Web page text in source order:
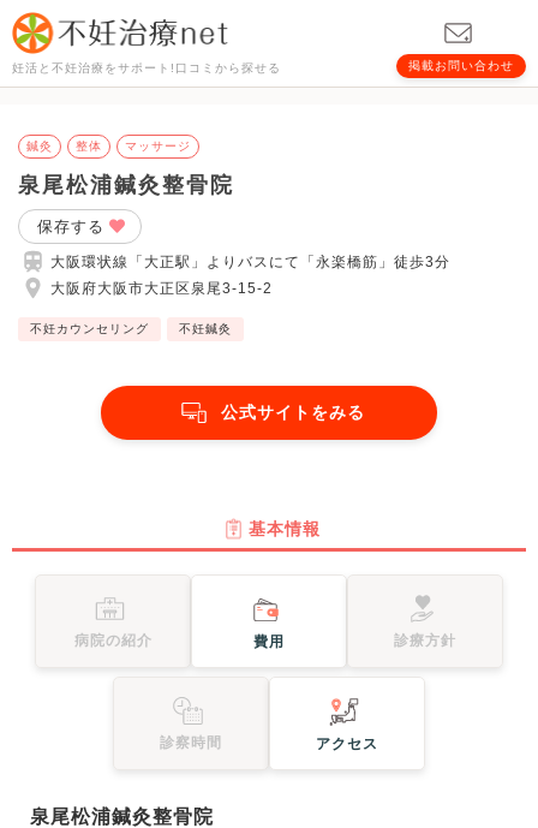
妊活と不妊治療をサポート!口コミから探せる 掲載お問い合わせ
鍼灸 整体 マッサージ
泉尾松浦鍼灸整骨院
保存する
大阪環状線「大正駅」よりバスにて「永楽橋筋」徒歩3分
大阪府大阪市大正区泉尾3-15-2
不妊カウンセリング 不妊鍼灸
公式サイトをみる
基本情報
病院の紹介 費用 診療方針
診察時間 アクセス
泉尾松浦鍼灸整骨院